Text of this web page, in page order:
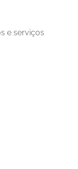
e serviços